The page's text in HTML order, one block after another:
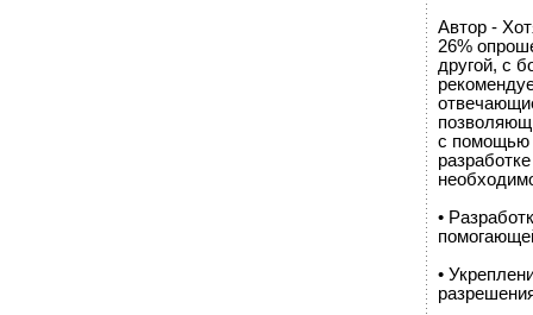
Автор -
26%
другой, с
с помощью
•
•